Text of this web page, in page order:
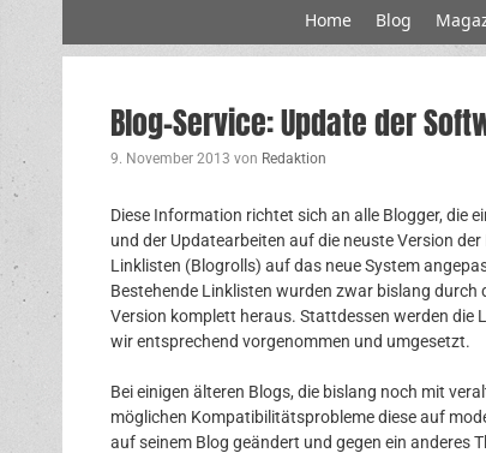
Home Blog
Blog-Service: Update der
9. November 2013 von Redaktion
Diese Information richtet sich an alle Blogger, die
und der Updatearbeiten auf die neuste Version
Linklisten (Blogrolls) auf das neue System
Bestehende Linklisten wurden zwar bislang
Version komplett heraus. Stattdessen werden die
wir entsprechend vorgenommen und umgesetzt.
Bei einigen älteren Blogs, die bislang noch mit
möglichen Kompatibilitätsprobleme diese auf
auf seinem Blog geändert und gegen ein anderes